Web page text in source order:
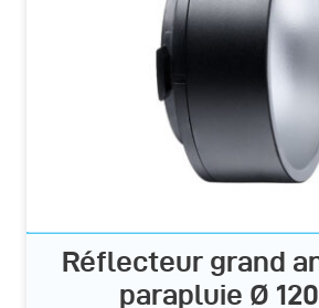
Réflecteur grand
parapluie Ø